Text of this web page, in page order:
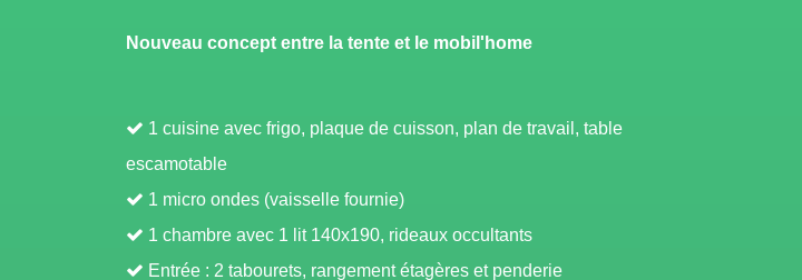
Nouveau concept entre la tente et le mobil'home
1 cuisine avec frigo, plaque de cuisson, plan de travail, table
escamotable
1 micro ondes (vaisselle fournie)
1 chambre avec 1 lit 140x190, rideaux occultants
Entrée : 2 tabourets, rangement étagères et penderie